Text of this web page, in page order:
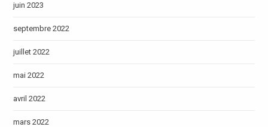
juin 2023
septembre 2022
juillet 2022
mai 2022
avril 2022
mars 2022